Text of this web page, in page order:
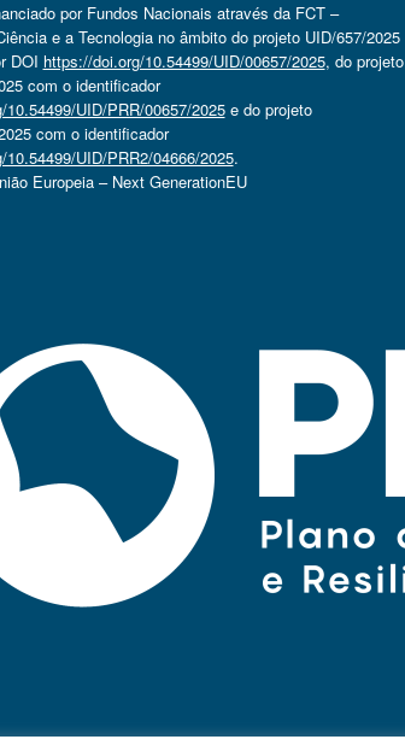
por Fundos Nacionais através da FCT –
e a Tecnologia no âmbito do projeto UID/657/2025
DOI https://doi.org/10.54499/UID/00657/2025, do projeto
com o identificador
UID/PRR/00657/2025e do projeto
com o identificador
UID/PRR2/04666/2025.
Europeia – Next GenerationEU